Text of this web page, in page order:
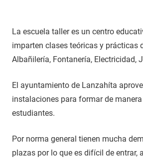
La escuela taller es un centro
imparten clases teóricas y prácticas
Albañilería, Fontanería, Electricidad,
El ayuntamiento de Lanzahíta
instalaciones para formar de
estudiantes.
Por norma general tienen mucha
plazas por lo que es difícil de entrar,